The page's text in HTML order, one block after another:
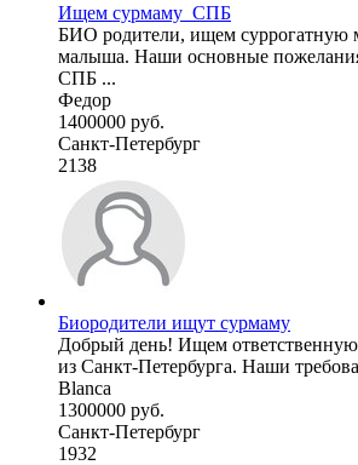
Ищем сурмаму_СПБ
БИО родители, ищем суррогатную
малыша. Наши основные
СПБ ...
Федор
1400000 руб.
Санкт-Петербург
2138
Биородители ищут сурмаму
Добрый день! Ищем
из Санкт-Петербурга. Наши
Blanca
1300000 руб.
Санкт-Петербург
1932